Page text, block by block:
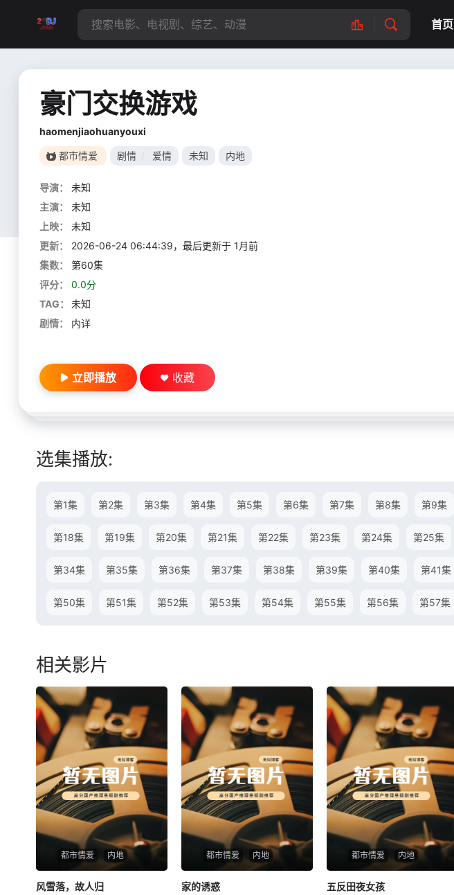
首页
豪门交换游戏
haomenjiaohuanyouxi
都市情爱 剧情 爱情 未知 内地
导演：
未知
主演：
未知
上映：
未知
更新：
2026-06-24 06:44:39，最后更新于 1月前
集数：
第60集
评分：
0.0分
TAG：
未知
剧情：
内详
立即播放 收藏
选集播放:
第1集 第2集 第3集 第4集 第5集 第6集 第7集 第8集 第9集
第18集 第19集 第20集 第21集 第22集 第23集 第24集 第25集
第34集 第35集 第36集 第37集 第38集 第39集 第40集 第41集
第50集 第51集 第52集 第53集 第54集 第55集 第56集 第57集
相关影片
都市情爱 内地
风雪落，故人归
风雪落，故人归
都市情爱 内地
家的诱惑
家的诱惑
都市情爱 内地
五反田夜女孩
五反田夜女孩